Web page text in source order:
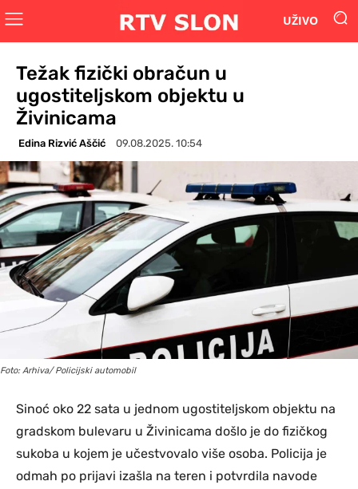
UŽIVO
Težak fizički obračun u
ugostiteljskom objektu u
Živinicama
Edina Rizvić Aščić 09.08.2025. 10:54
Foto: Arhiva/ Policijski automobil
Sinoć oko 22 sata u jednom ugostiteljskom objektu na
gradskom bulevaru u Živinicama došlo je do fizičkog
sukoba u kojem je učestvovalo više osoba. Policija je
odmah po prijavi izašla na teren i potvrdila navode